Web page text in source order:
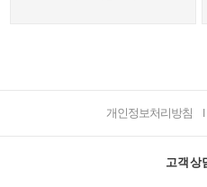
개인정보처리방침
고객상